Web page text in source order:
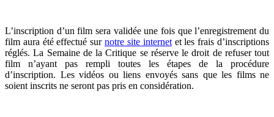
L’inscription d’un film sera validée une fois que l’enregistrement du
film aura été effectué surnotre site internet et les frais d’inscriptions
réglés. La Semaine de la Critique se réserve le droit de refuser tout
film n’ayant pas rempli toutes les étapes de la procédure
d’inscription. Les vidéos ou liens envoyés sans que les films ne
soient inscrits ne seront pas pris en considération.